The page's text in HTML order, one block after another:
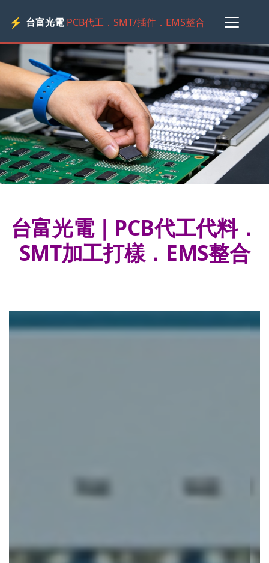
⚡ 台富光電 PCB代工．SMT/插件．EMS整合
台富光電｜PCB代工代料．
SMT加工打樣．EMS整合